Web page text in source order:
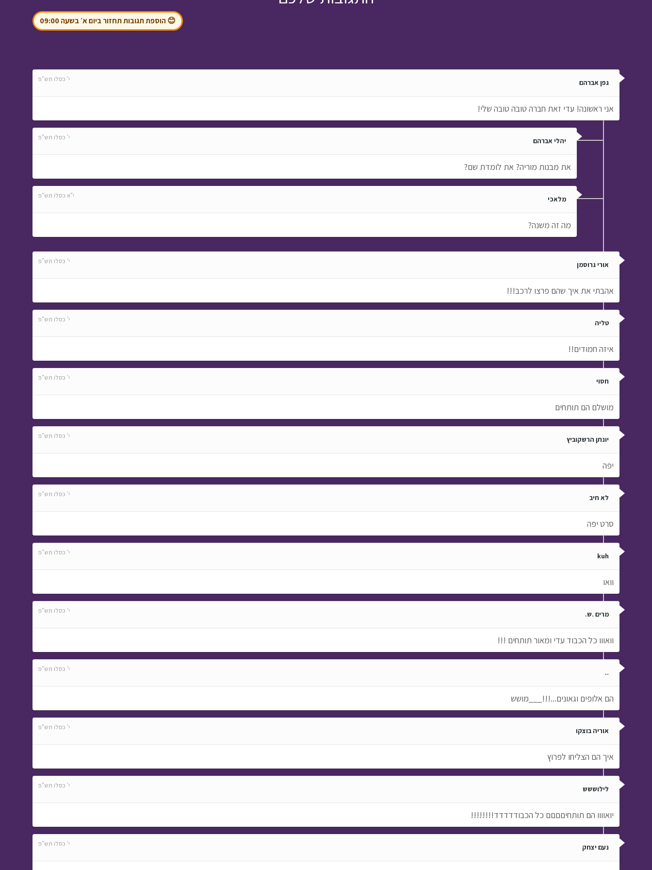
מפחד מהחושך א •
מתוך עלילות ארץ גושן
ניידת החלומות - יום
גיבוש א • מתוך ניידת
החלומות
😊 הוספת תגובות תחזור ביום א׳ בשעה 09:00
גפן אברהם י' כסלו תש"פ
אני ראשונה! עדי זאת חברה טובה טובה שלי!
יהלי אברהם י' כסלו תש"פ
את מבנות מוריה? את לומדת שם?
מלאכי י"א כסלו תש"פ
מה זה משנה?
אורי גרוסמן י' כסלו תש"פ
אהבתי את איך שהם פרצו לרכב!!!
טליה י' כסלו תש"פ
איזה חמודים!!
חסוי י' כסלו תש"פ
מושלם הם תותחים
יונתן הרשקוביץ י' כסלו תש"פ
יפה
לא חיב י' כסלו תש"פ
סרט יפה
kuh י' כסלו תש"פ
וואו
מרים .ש. י' כסלו תש"פ
וואווו כל הכבוד עדי ומאור תותחים !!!
.. י' כסלו תש"פ
הם אלופים וגאונים...!!!___מושש
אוריה בוצקו י' כסלו תש"פ
איך הם הצליחו לפרוץ
לילוששש י' כסלו תש"פ
יואוווו הם תותחיםםםם כל הכבודדדדד!!!!!!!!
נעם יצחק י' כסלו תש"פ